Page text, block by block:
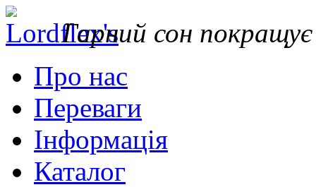
Гарний сон
Про нас
Переваги
Інформація
Каталог